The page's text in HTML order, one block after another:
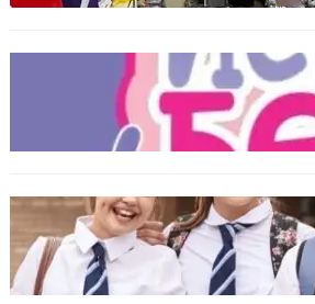
Инвитро подкрепата
бебе“ се обяви срещу
Центъра към НЗОК
ИКОНОМИКА
Колко ще струват
във Варна тази година